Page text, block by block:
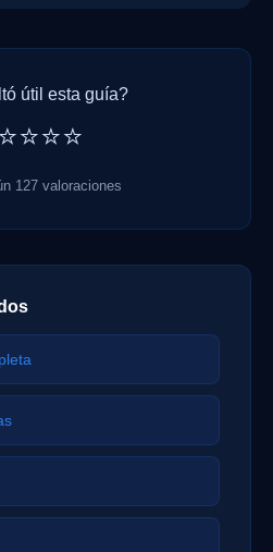
útil esta guía?
127 valoraciones